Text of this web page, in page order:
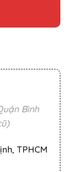
Bình
TPHCM